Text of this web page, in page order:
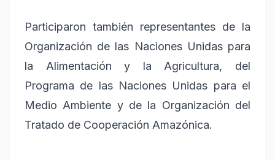
Participaron también representantes de la
Organización de las Naciones Unidas para
la Alimentación y la Agricultura, del
Programa de las Naciones Unidas para el
Medio Ambiente y de la Organización del
Tratado de Cooperación Amazónica.